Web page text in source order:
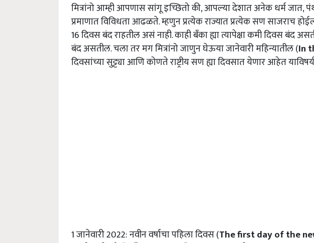
मित्रांनो आम्ही आपणास सांगू इच्छितो की, आपल्या देशात अनेक धर्म जात,
प्रमाणात विविधता आढळते. म्हणुन प्रत्येक राज्यात प्रत्येक सण साजराच
16 दिवस बंद राहतील असं नाही. काही बँका ह्या त्यापेक्षा कमी दिवस बंद
बंद असतील. चला तर मग मित्रांनो जाणुन घेऊया जानेवारी महिन्यातील (In
दिवसांच्या सुट्ट्या आणि कोणते राष्ट्रीय सण ह्या दिवसात येणार आहेत
1 जानेवारी 2022: नवीन वर्षाचा पहिला दिवस (The firstday of the